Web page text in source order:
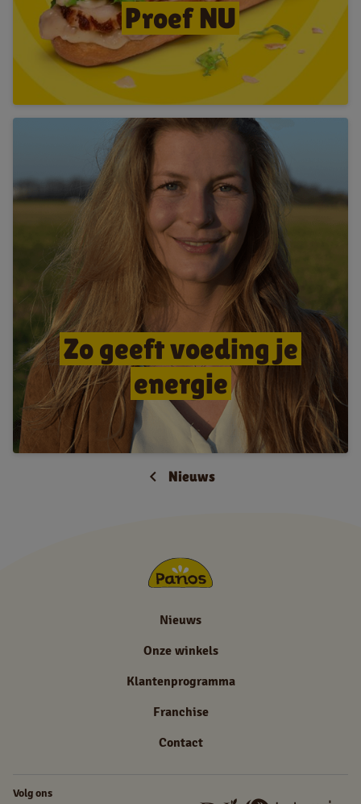
Proef NU
Zo geeft voeding je
energie
Nieuws
Volg ons
Nieuws
Onze winkels
Klantenprogramma
Franchise
Contact